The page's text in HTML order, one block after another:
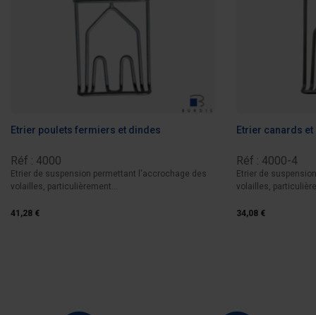
Etrier poulets fermiers et dindes
Réf : 4000
Etrier de suspension permettant l'accrochage des
volailles, particulièrement...
41,28 €
Etrier canards et
Réf : 4000-4
Etrier de
volailles,
34,08 €